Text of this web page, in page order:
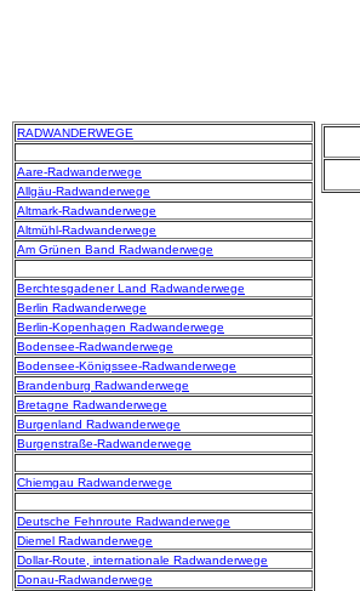
RADWANDERWEGE
Aare-Radwanderwege
Allgäu-Radwanderwege
Altmark-Radwanderwege
Altmühl-Radwanderwege
Am Grünen Band Radwanderwege
Berchtesgadener Land Radwanderwege
Berlin Radwanderwege
Berlin-Kopenhagen Radwanderwege
Bodensee-Radwanderwege
Bodensee-Königssee-Radwanderwege
Brandenburg Radwanderwege
Bretagne Radwanderwege
Burgenland Radwanderwege
Burgenstraße-Radwanderwege
Chiemgau Radwanderwege
Deutsche Fehnroute Radwanderwege
Diemel Radwanderwege
Dollar-Route, internationale Radwanderwege
Donau-Radwanderwege